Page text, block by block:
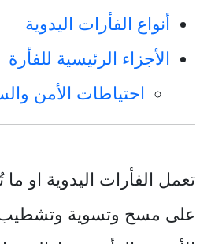
أنواع الفأرات اليدوية
الأجزاء الرئيسية للفأرة
احتياطات الأمن
تعمل الفأرات اليدوية او
على مسح وتسوية وتشطيب